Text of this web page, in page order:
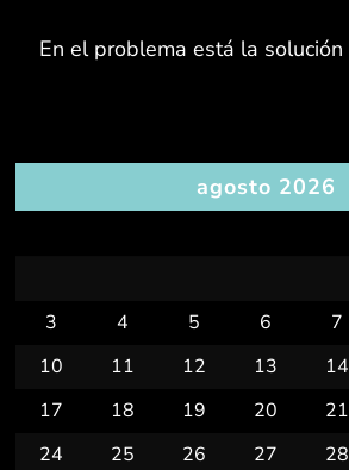
En el problema está la solución
agosto 2026
3
4 5 6 7
10
11 12 13 14
17
18 19 20 21
24
25 26 27 28